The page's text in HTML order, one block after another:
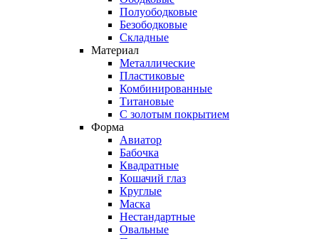
Полуободковые
Безободковые
Складные
Материал
Металлические
Пластиковые
Комбинированные
Титановые
С золотым покрытием
Форма
Авиатор
Бабочка
Квадратные
Кошачий глаз
Круглые
Маска
Нестандартные
Овальные